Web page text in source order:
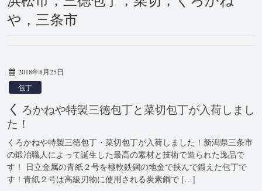
や，三条市
2018年8月25日
包丁
く ろかねや特製三徳包丁と菜切包丁が入荷しまし
た！
くろかねや特製三徳包丁・菜切包丁が入荷しました！新潟県三条市
の鍛冶職人によって誕生した最高の素材と技術で造られた逸品で
す！ 日立金属の青紙２号を極軟鉄鋼の地金で挟んで鍛えた包丁で
す！青紙２号は高級刃物に使用される炭素鋼で […]